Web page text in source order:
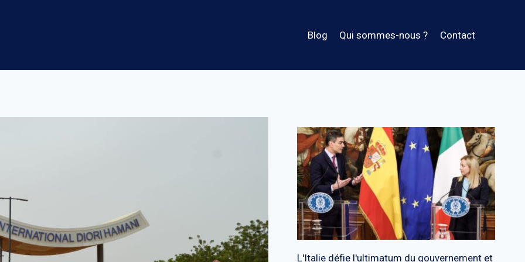
Blog Qui sommes-nous ? Contact
L'Italie défie l'ultimatum du gouvernement et